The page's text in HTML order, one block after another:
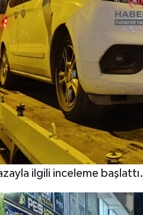
ilgili inceleme başlattı.